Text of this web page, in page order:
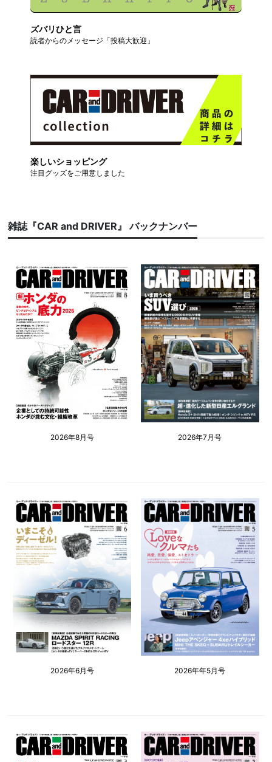
ズバリひと言
読者からのメッセージ「投稿大歓迎」
楽しいショッピング
注目グッズをご用意しました
雑誌『CAR and DRIVER』 バックナンバー
2026年8月号 2026年7月号
2026年6月号 2026年年5月号